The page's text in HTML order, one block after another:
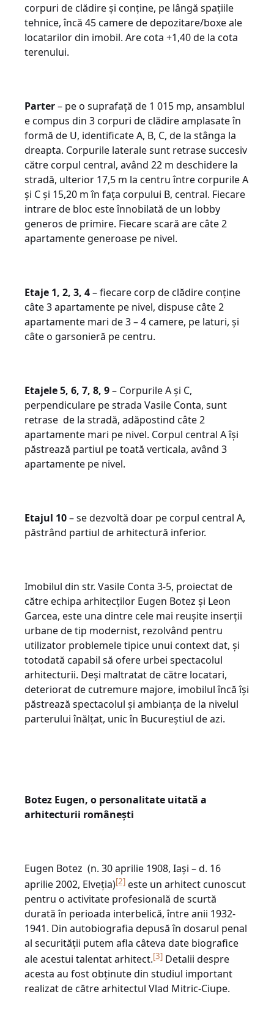
corpuri de clădire și conține, pe lângă spațiile
tehnice, încă 45 camere de depozitare/boxe ale
locatarilor din imobil. Are cota +1,40 de la cota
terenului.
Parter– pe o suprafață de 1 015 mp, ansamblul
e compus din 3 corpuri de clădire amplasate în
formă de U, identificate A, B, C, de la stânga la
dreapta. Corpurile laterale sunt retrase succesiv
către corpul central, având 22 m deschidere la
stradă, ulterior 17,5 m la centru între corpurile A
și C și 15,20 m în fața corpului B, central. Fiecare
intrare de bloc este înnobilată de un lobby
generos de primire. Fiecare scară are câte 2
apartamente generoase pe nivel.
Etaje 1, 2, 3, 4– fiecare corp de clădire conține
câte 3 apartamente pe nivel, dispuse câte 2
apartamente mari de 3 – 4 camere, pe laturi, și
câte o garsonieră pe centru.
Etajele 5, 6, 7, 8, 9– Corpurile A și C,
perpendiculare pe strada Vasile Conta, sunt
retrase de la stradă, adăpostind câte 2
apartamente mari pe nivel. Corpul central A își
păstrează partiul pe toată verticala, având 3
apartamente pe nivel.
Etajul 10– se dezvoltă doar pe corpul central A,
păstrând partiul de arhitectură inferior.
Imobilul din str. Vasile Conta 3-5, proiectat de
către echipa arhitecților Eugen Botez și Leon
Garcea, este una dintre cele mai reușite inserții
urbane de tip modernist, rezolvând pentru
utilizator problemele tipice unui context dat, și
totodată capabil să ofere urbei spectacolul
arhitecturii. Deși maltratat de către locatari,
deteriorat de cutremure majore, imobilul încă își
păstrează spectacolul și ambianța de la nivelul
parterului înălțat, unic în Bucureștiul de azi.
Botez Eugen, o personalitate uitată a
arhitecturii românești
Eugen Botez (n. 30 aprilie 1908, Iași – d. 16
aprilie 2002, Elveția)[2] este un arhitect cunoscut
pentru o activitate profesională de scurtă
durată în perioada interbelică, între anii 1932-
1941. Din autobiografia depusă în dosarul penal
al securității putem afla câteva date biografice
ale acestui talentat arhitect.[3] Detalii despre
acesta au fost obținute din studiul important
realizat de către arhitectul Vlad Mitric-Ciupe.